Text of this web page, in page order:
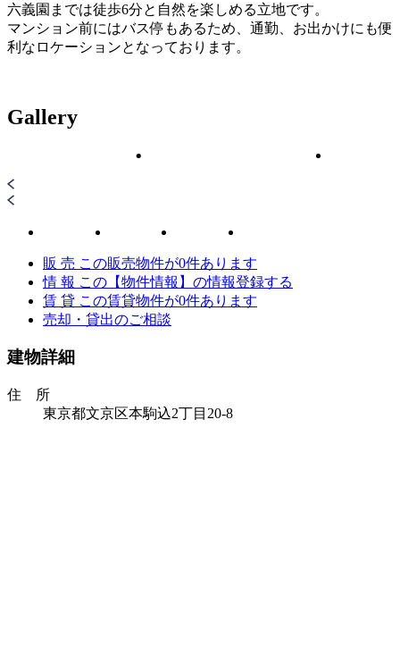
六義園までは徒歩6分と自然を楽しめる立地です。
マンション前にはバス停もあるため、通勤、お出かけにも便
利なロケーションとなっております。
Gallery
販 売 この販売物件が0件あります
情 報 この【物件情報】の情報登録する
賃 貸 この賃貸物件が0件あります
売却・貸出のご相談
建物詳細
住 所
東京都文京区本駒込2丁目20-8